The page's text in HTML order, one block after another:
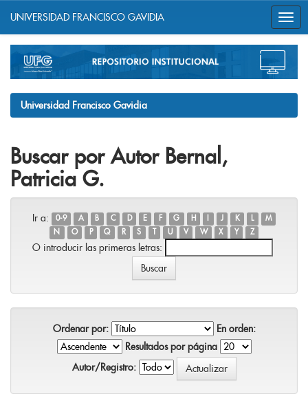
navigation
UNIVERSIDAD FRANCISCO GAVIDIA
Universidad Francisco Gavidia
Buscar por Autor Bernal,
Patricia G.
Ir a: 0-9 A B C D E F G H J K L
M
N
O P Q R S U V W X Y Z
O introducir las primeras letras:
Ordenar por:
En orden:
Resultados por página
Autor/Registro: